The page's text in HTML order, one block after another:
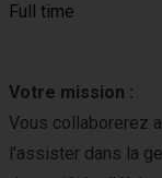
Full time
Votre mission :
Vous collaborerez
l'assister dans la